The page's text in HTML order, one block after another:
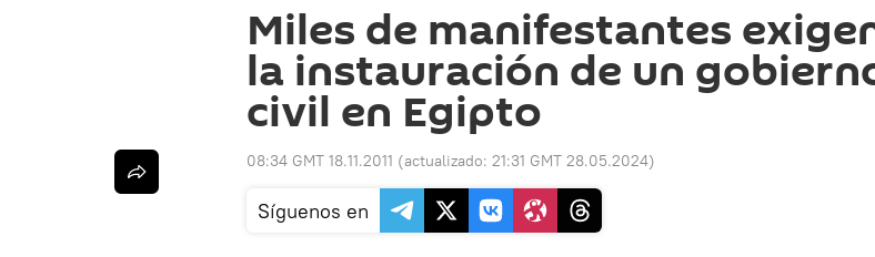
Miles de manifestantes
la instauración de un
civil en Egipto
08:34 GMT 18.11.2011 (actualizado: 21:31 GMT 28.05.2024)
Síguenos en